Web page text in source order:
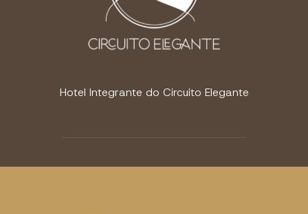
Hotel Integrante do Circuito Elegante